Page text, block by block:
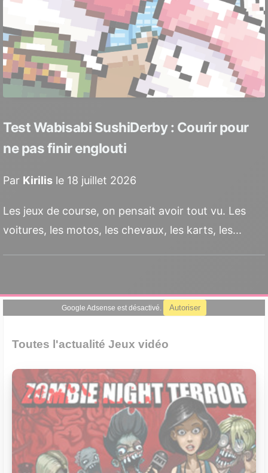
Test Wabisabi SushiDerby : Courir pour
ne pas finir englouti
Par Kirilis le 18 juillet 2026
Les jeux de course, on pensait avoir tout vu. Les
voitures, les motos, les chevaux, les karts, les...
Google Adsense est désactivé. Autoriser
Toutes l'actualité Jeux vidéo